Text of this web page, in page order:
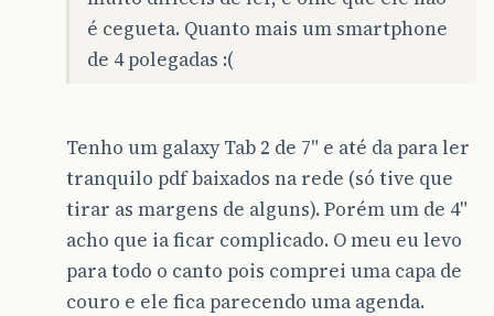
é cegueta. Quanto mais um smartphone
de 4 polegadas :(
Tenho um galaxy Tab 2 de 7" e até da para ler
tranquilo pdf baixados na rede (só tive que
tirar as margens de alguns). Porém um de 4"
acho que ia ficar complicado. O meu eu levo
para todo o canto pois comprei uma capa de
couro e ele fica parecendo uma agenda.